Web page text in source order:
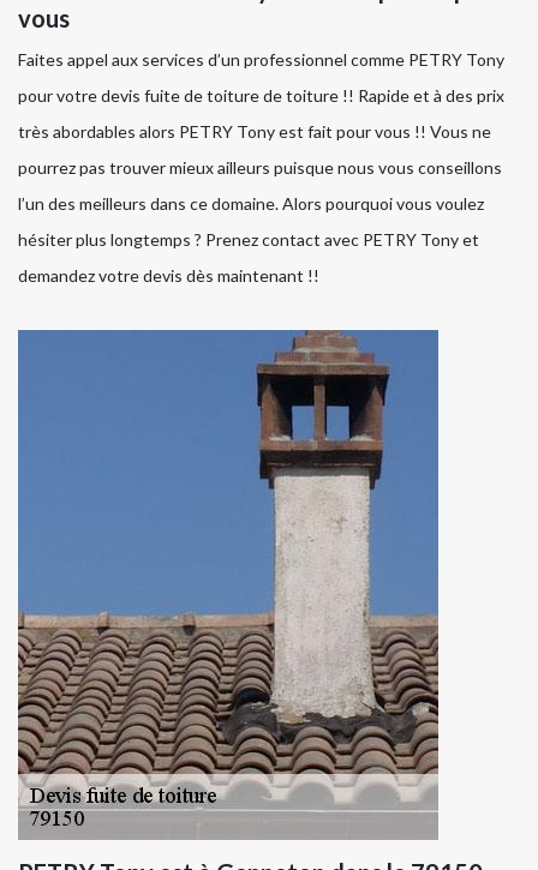
vous
Faites appel aux services d’un professionnel comme PETRY Tony
pour votre devis fuite de toiture de toiture !! Rapide et à des prix
très abordables alors PETRY Tony est fait pour vous !! Vous ne
pourrez pas trouver mieux ailleurs puisque nous vous conseillons
l’un des meilleurs dans ce domaine. Alors pourquoi vous voulez
hésiter plus longtemps ? Prenez contact avec PETRY Tony et
demandez votre devis dès maintenant !!